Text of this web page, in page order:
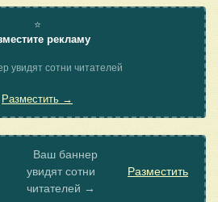
⭐
рекламу
увидят сотни читателей
Разместить →
Ваш баннер
увидят сотни
читателей →
Разместить